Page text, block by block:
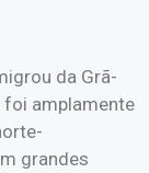
da Grã-
foi amplamente
grandes